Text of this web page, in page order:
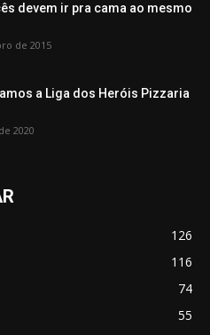
devem ir pra cama ao mesmo
de 2015
a Liga dos Heróis Pizzaria
2020
126
116
74
55